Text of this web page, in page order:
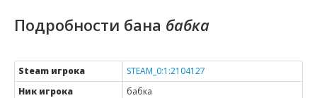
Подробности бана бабка
Steam игрока
STEAM_0:1:2104127
Ник игрока
бабка